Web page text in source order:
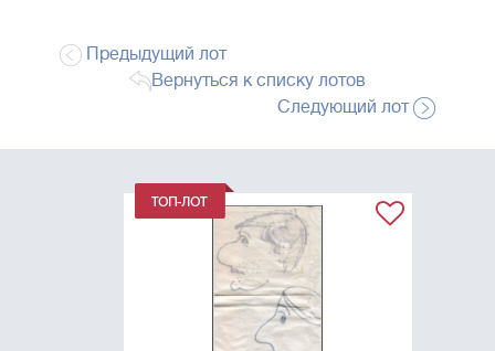
Предыдущий лот
Вернуться к списку лотов
Следующий лот